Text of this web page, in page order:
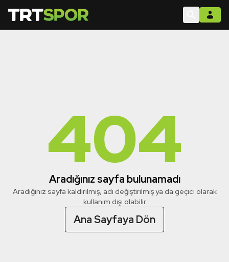
404
Aradığınız sayfa bulunamadı
Aradığınız sayfa kaldırılmış, adı değiştirilmiş ya da geçici olarak
kullanım dışı olabilir
Ana Sayfaya Dön